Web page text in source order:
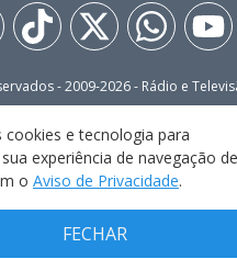
- 2009-2026- Rádio e
FALE CONOSCO
PRIVACIDADE
TERMOS E CONDIÇÕES DE USO
cookies e tecnologia para
experiência de navegação de
o Aviso de Privacidade.
FECHAR